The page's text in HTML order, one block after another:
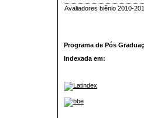
Avaliadores biênio 2010-
Programa de Pós
Indexada em: